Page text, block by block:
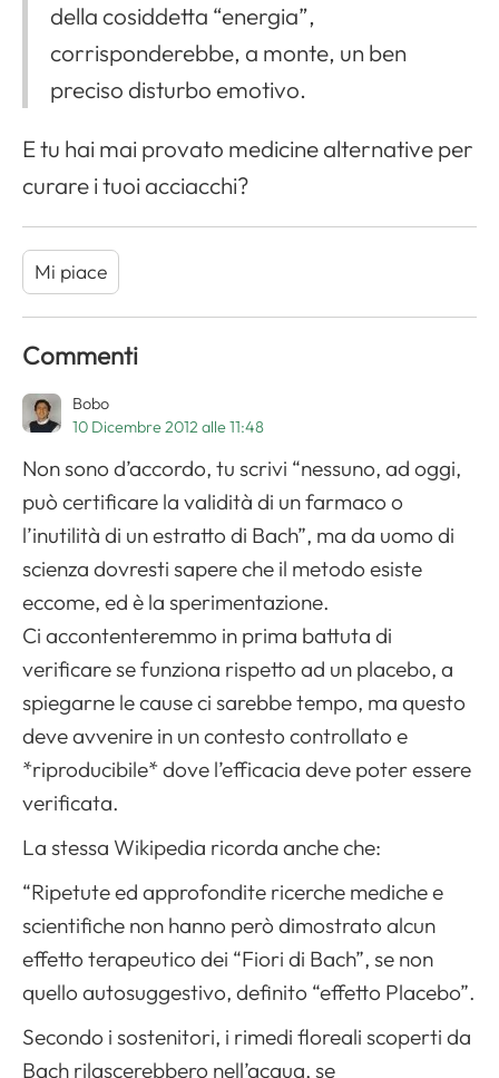
della cosiddetta “energia”,
corrisponderebbe, a monte, un ben
preciso disturbo emotivo.
E tu hai mai provato medicine alternative per
curare i tuoi acciacchi?
Mi piace
Commenti
Bobo
10 Dicembre 2012 alle 11:48
Non sono d’accordo, tu scrivi “nessuno, ad oggi,
può certificare la validità di un farmaco o
l’inutilità di un estratto di Bach”, ma da uomo di
scienza dovresti sapere che il metodo esiste
eccome, ed è la sperimentazione.
Ci accontenteremmo in prima battuta di
verificare se funziona rispetto ad un placebo, a
spiegarne le cause ci sarebbe tempo, ma questo
deve avvenire in un contesto controllato e
*riproducibile* dove l’efficacia deve poter essere
verificata.
La stessa Wikipedia ricorda anche che:
“Ripetute ed approfondite ricerche mediche e
scientifiche non hanno però dimostrato alcun
effetto terapeutico dei “Fiori di Bach”, se non
quello autosuggestivo, definito “effetto Placebo”.
Secondo i sostenitori, i rimedi floreali scoperti da
Bach rilascerebbero nell’acqua, se